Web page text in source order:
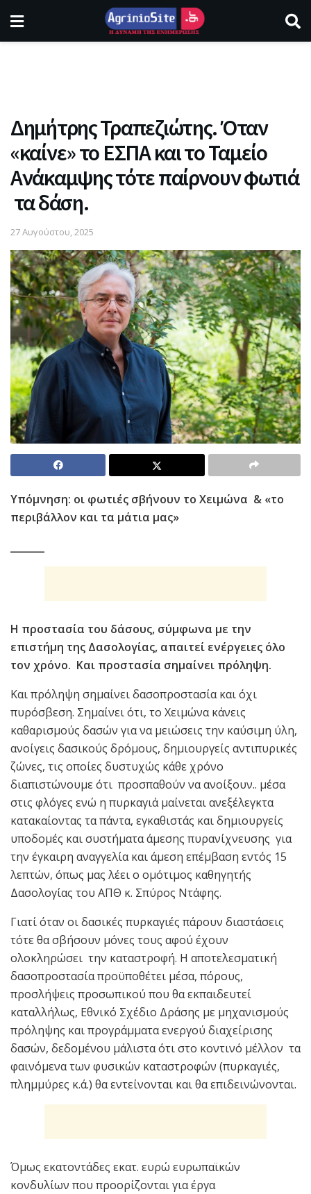
Δημήτρης Τραπεζιώτης. Όταν
«καίνε» το ΕΣΠΑ και το Ταμείο
Ανάκαμψης τότε παίρνουν φωτιά
τα δάση.
27 Αυγούστου, 2025
Υπόμνηση: οι φωτιές σβήνουν το Χειμώνα & «το
περιβάλλον και τα μάτια μας»
Η προστασία του δάσους, σύμφωνα με την
επιστήμη της Δασολογίας, απαιτεί ενέργειες όλο
τον χρόνο. Και προστασία σημαίνει πρόληψη.
Και πρόληψη σημαίνει δασοπροστασία και όχι
πυρόσβεση. Σημαίνει ότι, το Χειμώνα κάνεις
καθαρισμούς δασών για να μειώσεις την καύσιμη ύλη,
ανοίγεις δασικούς δρόμους, δημιουργείς αντιπυρικές
ζώνες, τις οποίες δυστυχώς κάθε χρόνο
διαπιστώνουμε ότι προσπαθούν να ανοίξουν.. μέσα
στις φλόγες ενώ η πυρκαγιά μαίνεται ανεξέλεγκτα
κατακαίοντας τα πάντα, εγκαθιστάς και δημιουργείς
υποδομές και συστήματα άμεσης πυρανίχνευσης για
την έγκαιρη αναγγελία και άμεση επέμβαση εντός 15
λεπτών, όπως μας λέει ο ομότιμος καθηγητής
Δασολογίας του ΑΠΘ κ. Σπύρος Ντάφης.
Γιατί όταν οι δασικές πυρκαγιές πάρουν διαστάσεις
τότε θα σβήσουν μόνες τους αφού έχουν
ολοκληρώσει την καταστροφή. Η αποτελεσματική
δασοπροστασία προϋποθέτει μέσα, πόρους,
προσλήψεις προσωπικού που θα εκπαιδευτεί
καταλλήλως, Εθνικό Σχέδιο Δράσης με μηχανισμούς
πρόληψης και προγράμματα ενεργού διαχείρισης
δασών, δεδομένου μάλιστα ότι στο κοντινό μέλλον τα
φαινόμενα των φυσικών καταστροφών (πυρκαγιές,
πλημμύρες κ.ά.) θα εντείνονται και θα επιδεινώνονται.
Όμως εκατοντάδες εκατ. ευρώ ευρωπαϊκών
κονδυλίων που προορίζονται για έργα